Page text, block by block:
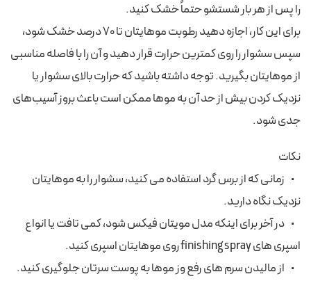
را پس از هر بار شستشو حتماً خشک کنید.
برای این کار، اجازه دهید رطوبت موهایتان تا ۷۰ درصد خشک شود،
سپس سشوار را روی کمترین حرارت قرار دهید و آن را با فاصله مناسبی
از موهایتان بگیرید. توجه داشته باشید که حرارت بالای سشوار یا
نزدیک کردن بیش از حد آن به موها ممکن است باعث بروز آسیب‌های
جدی شود.
نکات
• زمانی که از برس گرد استفاده می کنید، سشوار را به موهایتان
نزدیک نگاه دارید.
• در آخر برای اینکه مدل مویتان فیکس شود، کمی تافت یا انواع
اسپری های finishing spray روی موهایتان اسپری کنید.
• از مالیدن سرم های رفع وز موها به پوست سرتان جلوگیری کنید.